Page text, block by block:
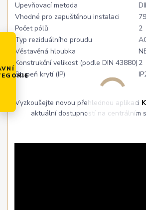
Upevňovací metoda
Vhodné pro zapuštěnou instalaci
79
Počet pólů
2
Typ reziduálního proudu
Věstavěná hloubka
Konstrukční velikost (podle DIN 43880) 2
Stupeň krytí (IP)
Vyzkoušejte novou přehlednou aplikaci
aktuální dostupností na centrálním